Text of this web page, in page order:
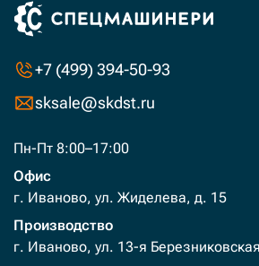
+7 (499) 394-50-93
sksale@skdst.ru
Пн-Пт 8:00–17:00
Офис
г. Иваново, ул. Жиделева, д. 15
Производство
г. Иваново, ул. 13-я